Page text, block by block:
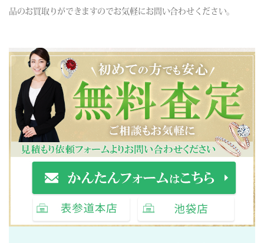
品のお買取りができますのでお気軽にお問い合わせください。